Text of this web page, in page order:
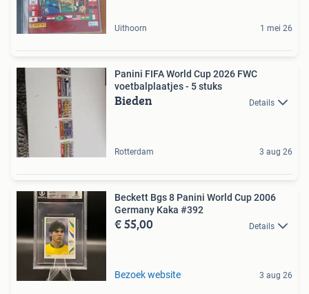
Uithoorn 1 mei 26
Panini FIFA World Cup 2026 FWC
voetbalplaatjes - 5 stuks
Bieden Details
Rotterdam 3 aug 26
Beckett Bgs 8 Panini World Cup 2006
Germany Kaka #392
€ 55,00 Details
Bezoek website 3 aug 26